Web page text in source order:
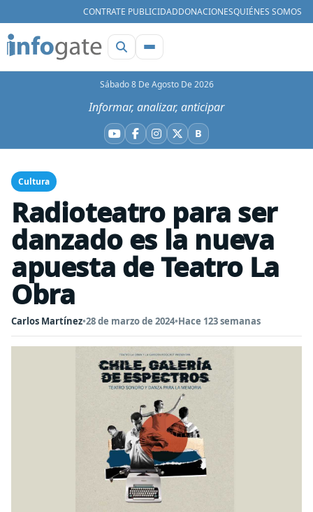
CONTRATE PUBLICIDADDONACIONESQUIÉNES SOMOS
Sábado 8 De Agosto De 2026
Informar, analizar, anticipar
YouTube
Facebook
Instagram
X BBluesky
Cultura
Radioteatro para ser
danzado es la nueva
apuesta de Teatro La
Obra
Carlos Martínez•28 de marzo de 2024•Hace 123 semanas